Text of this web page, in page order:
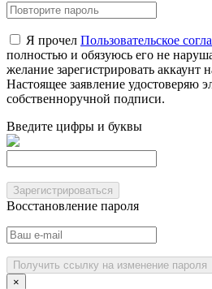
Я прочел Пользовательское
полностью и обязуюсь его не
желание зарегистрировать аккаунт
Настоящее заявление удостоверяю
собственноручной подписи.
Введите цифры и буквы
Зарегистрироваться
Восстановление пароля
Получить ссылку на изменение пароля
×